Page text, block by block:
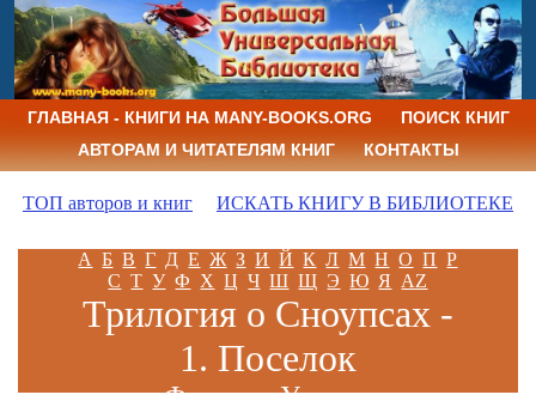
ГЛАВНАЯ - КНИГИ НА MANY-BOOKS.ORG
ПОИСК КНИГ
АВТОРАМ И ЧИТАТЕЛЯМ КНИГ
КОНТАКТЫ
ТОП авторов и книг ИСКАТЬ КНИГУ В БИБЛИОТЕКЕ
А Б В Г Д Е Ж З И Й К Л М Н О П Р
С Т У Ф Х Ц Ч Ш Щ Э Ю Я AZ
Трилогия о Сноупсах -
1. Поселок
Фолкнер Уильям